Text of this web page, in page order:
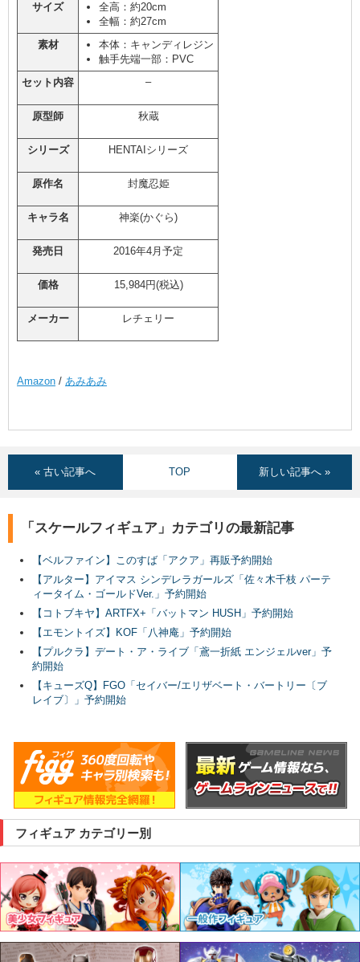
サイズ
全高：約20cm
全幅：約27cm
素材
本体：キャンディレジン
触手先端一部：PVC
セット内容
–
原型師 秋蔵
シリーズ HENTAIシリーズ
原作名 封魔忍姫
キャラ名 神楽(かぐら)
発売日 2016年4月予定
価格 15,984円(税込)
メーカー レチェリー
Amazon / あみあみ
« 古い記事へ TOP 新しい記事へ »
「スケールフィギュア」カテゴリの最新記事
【ベルファイン】このすば「アクア」再販予約開始
【アルター】アイマス シンデレラガールズ「佐々木千枝 パーテ
ィータイム・ゴールドVer.」予約開始
【コトブキヤ】ARTFX+「バットマン HUSH」予約開始
【エモントイズ】KOF「八神庵」予約開始
【プルクラ】デート・ア・ライブ「鳶一折紙 エンジェルver」予
約開始
【キューズQ】FGO「セイバー/エリザベート・バートリー〔ブ
レイブ〕」予約開始
フィギュア カテゴリー別